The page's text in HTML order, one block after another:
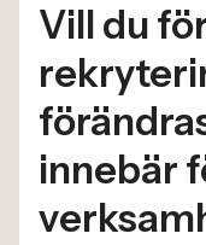
Vill du
innebär